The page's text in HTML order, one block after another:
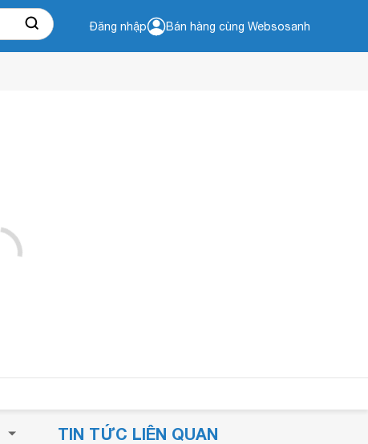
Đăng nhập Bán hàng cùng Websosanh
TIN TỨC LIÊN QUAN